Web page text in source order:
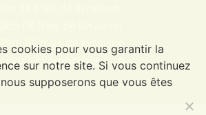
8€ frais de livraison
votre compréhension
cookies pour vous garantir la
sur notre site. Si vous continuez
supposerons que vous êtes